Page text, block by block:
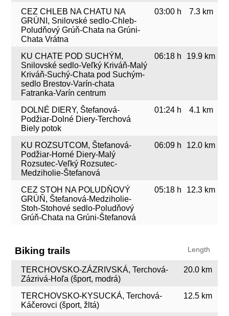
CEZ CHLEB NA CHATU NA
GRÚNI, Snilovské sedlo-Chleb-
Poludňový Grúň-Chata na Grúni-
Chata Vrátna
03:00 h 7.3 km
KU CHATE POD SUCHÝM,
Snilovské sedlo-Veľký Kriváň-Malý
Kriváň-Suchý-Chata pod Suchým-
sedlo Brestov-Varín-chata
Fatranka-Varín centrum
06:18 h 19.9 km
DOLNÉ DIERY, Štefanová-
Podžiar-Dolné Diery-Terchová
Biely potok
01:24 h 4.1 km
KU ROZSUTCOM, Štefanová-
Podžiar-Horné Diery-Malý
Rozsutec-Veľký Rozsutec-
Medziholie-Štefanová
06:09 h 12.0 km
CEZ STOH NA POLUDŇOVÝ
GRÚŇ, Štefanová-Medziholie-
Stoh-Stohové sedlo-Poludňový
Grúň-Chata na Grúni-Štefanová
05:18 h 12.3 km
Biking trails Length
TERCHOVSKO-ZÁZRIVSKÁ, Terchová-
Zázrivá-Hoľa (šport, modrá)
20.0 km
TERCHOVSKO-KYSUCKÁ, Terchová-
Káčerovci (šport, žltá)
12.5 km